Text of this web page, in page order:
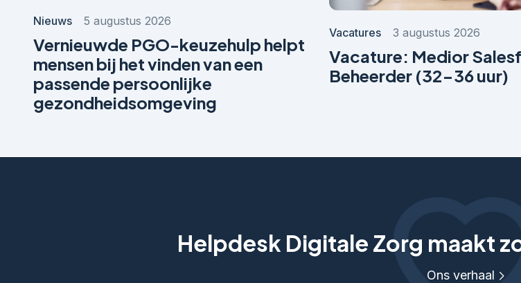
Nieuws 5 augustus 2026
Vernieuwde PGO-keuzehulp helpt
mensen bij het vinden van een
passende persoonlijke
gezondheidsomgeving
Vacatures 3 augustus 2026
Vacature: Medior
Beheerder (32-36 uur)
Helpdesk Digitale Zorg maakt
Ons verhaal